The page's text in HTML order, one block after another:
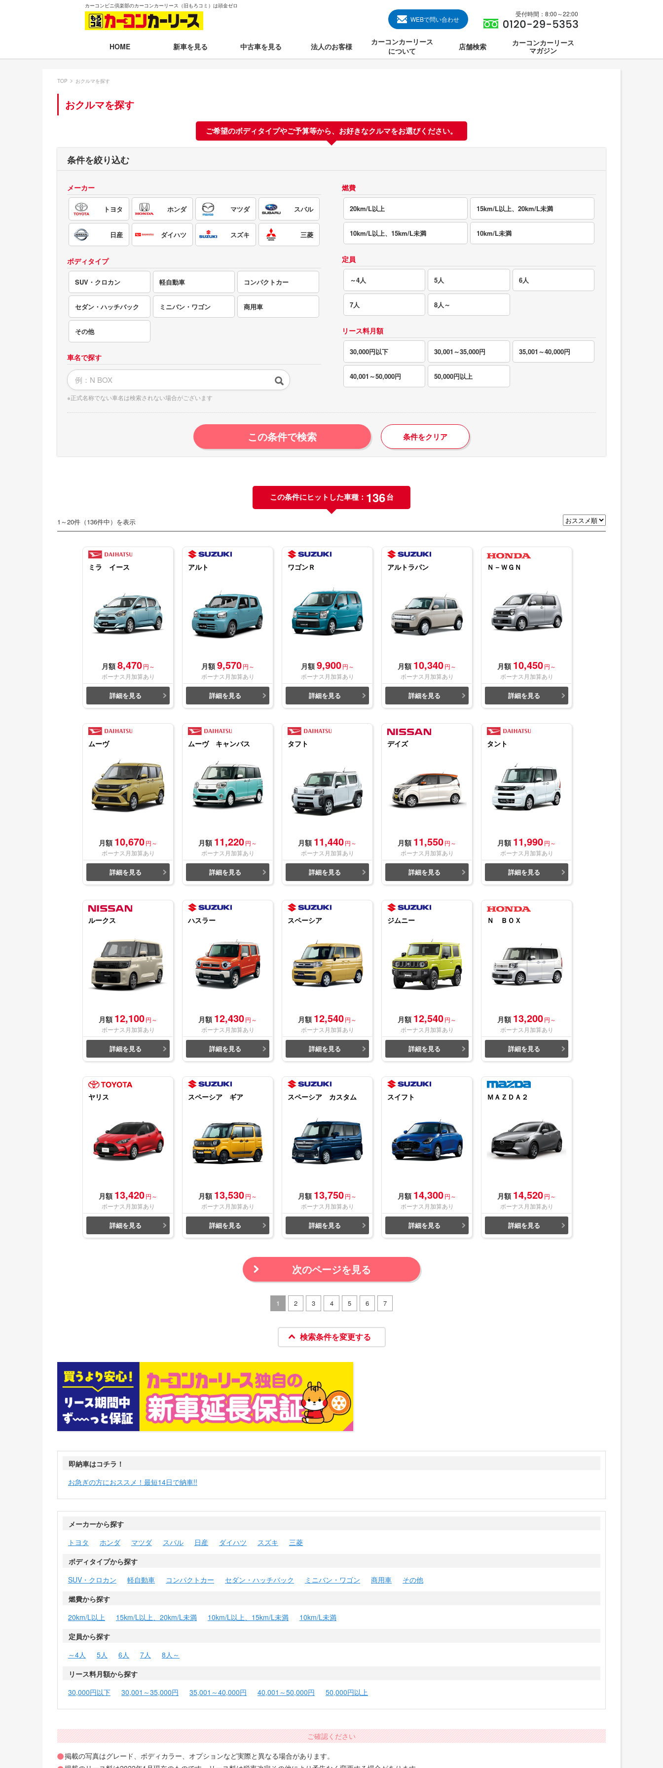
カーコンビニ倶楽部のカーコンカーリース（旧もろコミ）は頭金ゼロ
WEBで問い合わせ
受付時間：8:00～22:00
HOME 新車を見る
月々40,001～50,000円のクルマを見る
新車一覧から選ぶ
残価設定プラン
電気自動車（EV）
ミニカー
中古車を見る 法人のお客様
カーコンカーリース
について
オプションについて
店舗検索
カーコンカーリース
マガジン
TOP おクルマを探す
おクルマを探す
ご希望のボディタイプやご予算等から、 お好きなクルマをお選びください。
条件を絞り込む
メーカー
トヨタ ホンダ マツダ スバル
日産 ダイハツ スズキ 三菱
ボディタイプ
SUV・クロカン 軽自動車 コンパクトカー
セダン・ハッチバック ミニバン・ワゴン 商用車
その他
車名で探す
※正式名称でない車名は検索されない場合がございます
燃費
20km/L以上 15km/L以上、20km/L未満
10km/L以上、15km/L未満 10km/L未満
定員
～4人 5人 6人
7人 8人～
リース料月額
30,000円以下 30,001～35,000円 35,001～40,000円
40,001～50,000円 50,000円以上
この条件で検索 条件をクリア
この条件にヒットした車種： 136台
1～20件（136件中）を表示
ミラ イース
月額 8,470 円～
ボーナス月加算あり
詳細を見る
アルト
月額 9,570 円～
ボーナス月加算あり
詳細を見る
ワゴンＲ
月額 9,900 円～
ボーナス月加算あり
詳細を見る
アルトラパン
月額 10,340円～
ボーナス月加算あり
詳細を見る
Ｎ－ＷＧＮ
月額 10,450円～
ボーナス月加算あり
詳細を見る
ムーヴ
月額 10,670円～
ボーナス月加算あり
詳細を見る
ムーヴ キャンバス
月額 11,220円～
ボーナス月加算あり
詳細を見る
タフト
月額 11,440円～
ボーナス月加算あり
詳細を見る
デイズ
月額 11,550円～
ボーナス月加算あり
詳細を見る
タント
月額 11,990円～
ボーナス月加算あり
詳細を見る
ルークス
月額 12,100円～
ボーナス月加算あり
詳細を見る
ハスラー
月額 12,430円～
ボーナス月加算あり
詳細を見る
スペーシア
月額 12,540円～
ボーナス月加算あり
詳細を見る
ジムニー
月額 12,540円～
ボーナス月加算あり
詳細を見る
Ｎ ＢＯＸ
月額 13,200円～
ボーナス月加算あり
詳細を見る
ヤリス
月額 13,420円～
ボーナス月加算あり
詳細を見る
スペーシア ギア
月額 13,530円～
ボーナス月加算あり
詳細を見る
スペーシア カスタム
月額 13,750円～
ボーナス月加算あり
詳細を見る
スイフト
月額 14,300円～
ボーナス月加算あり
詳細を見る
ＭＡＺＤＡ２
月額 14,520円～
ボーナス月加算あり
詳細を見る
次のページを見る
1 2 3 4 5 6 7
検索条件を変更する
即納車はコチラ！
お急ぎの方におススメ！最短14日で納車!!
メーカーから探す
トヨタ
ホンダ マツダ スバル 日産 ダイハツ スズキ
三菱
ボディタイプから探す
SUV・クロカン
軽自動車 コンパクトカー セダン・ハッチバック ミニバン・ワゴン 商用車
その他
燃費から探す
20km/L以上
15km/L以上、20km/L未満 10km/L以上、15km/L未満
10km/L未満
定員から探す
～4人
5人 6人 7人
8人～
リース料月額から探す
30,000円以下
30,001～35,000円 35,001～40,000円 40,001～50,000円 50,000円以上
ご確認ください
掲載の写真はグレード、ボディカラー、オプションなど実際と異なる場合があります。